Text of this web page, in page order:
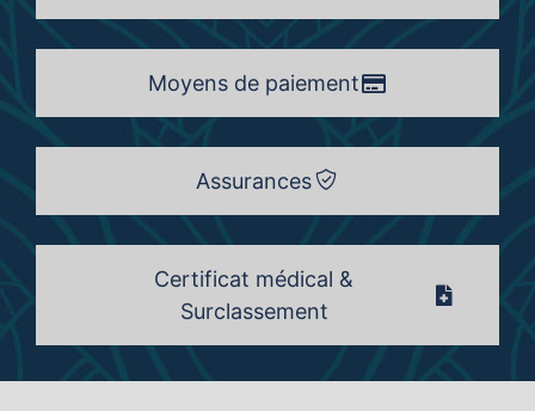
Moyens de paiement
Assurances
Certificat médical &
Surclassement